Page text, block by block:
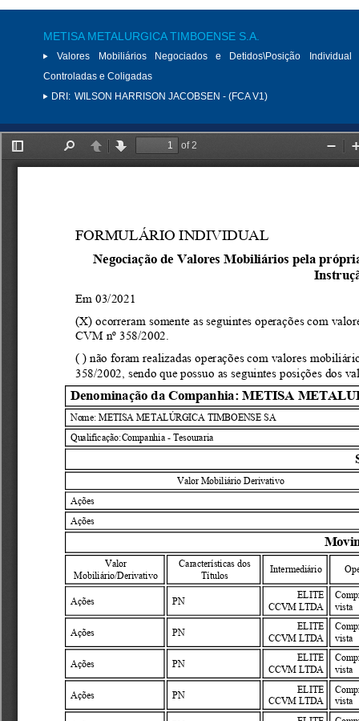
METISA METALURGICA TIMBOENSE S.A.
Valores Mobiliários Negociados e Detidos\Posição
Controladas e Coligadas
DRI: WILSON HARRISON JACOBSEN - (FCA V1)